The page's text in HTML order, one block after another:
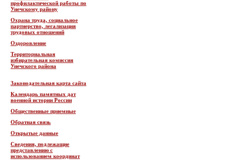
профилактической работы по
Унечскому району
Охрана труда, социальное
партнерство, легализация
трудовых отношений
Оздоровление
Территориальная
избирательная комиссия
Унечского района
Законодательная карта сайта
Календарь памятных дат
военной истории России
Общественные приемные
Обратная связь
Открытые данные
Сведения, подлежащие
представлению с
использованием координат